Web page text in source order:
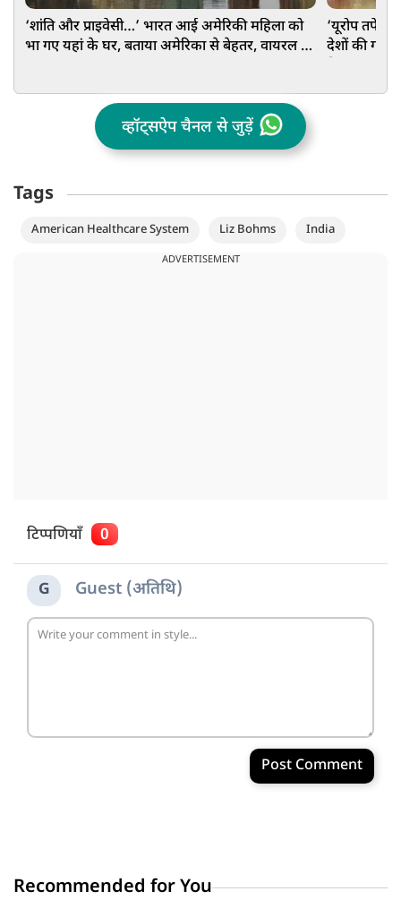
‘शांति और प्राइवेसी…’ भारत आई अमेरिकी महिला को
भा गए यहां के घर, बताया अमेरिका से बेहतर, वायरल हो
‘यूरोप तपे
देशों की
व्हॉट्सऐप चैनल से जुड़ें
Tags
American Healthcare System Liz Bohms India
ADVERTISEMENT
टिप्पणियाँ 0
G Guest (अतिथि)
Post Comment
Recommended for You